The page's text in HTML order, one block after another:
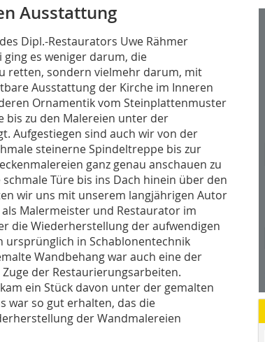
Ausstattung
Dipl.-Restaurators Uwe Rähmer
es weniger darum, die
retten, sondern vielmehr darum, mit
Ausstattung der Kirche im Inneren
Ornamentik vom Steinplattenmuster
bis zu den Malereien unter der
Aufgestiegen sind auch wir von der
steinerne Spindeltreppe bis zur
ganz genau anschauen zu
Türe bis ins Dach hinein über den
wir uns mit unserem langjährigen Autor
Malermeister und Restaurator im
die Wiederherstellung der aufwendigen
ursprünglich in Schablonentechnik
Wandbehang war auch eine der
der Restaurierungsarbeiten.
ein Stück davon unter der gemalten
war so gut erhalten, das die
der Wandmalereien